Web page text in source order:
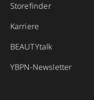
Storefinder
Karriere
BEAUTYtalk
YBPN-Newsletter